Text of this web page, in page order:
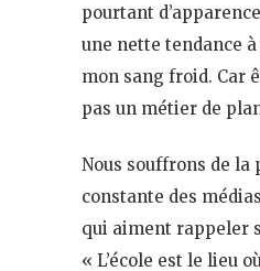
pourtant
une nette tendance
mon sang froid. Car
pas un métier de
Nous souffrons de la
constante des
qui aiment rappeler
« L’école est le lieu